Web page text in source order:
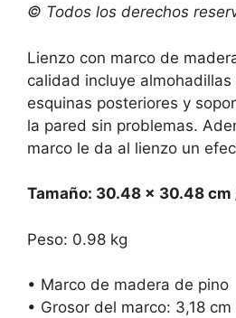
© Todos los derechos
Lienzo con marco de
calidad incluye
esquinas posteriores y
la pared sin problemas.
marco le da al lienzo un
Tamaño: 30.48 × 30.48 cm
Peso: 0.98 kg
• Marco de madera de pino
• Grosor del marco: 3,18 cm